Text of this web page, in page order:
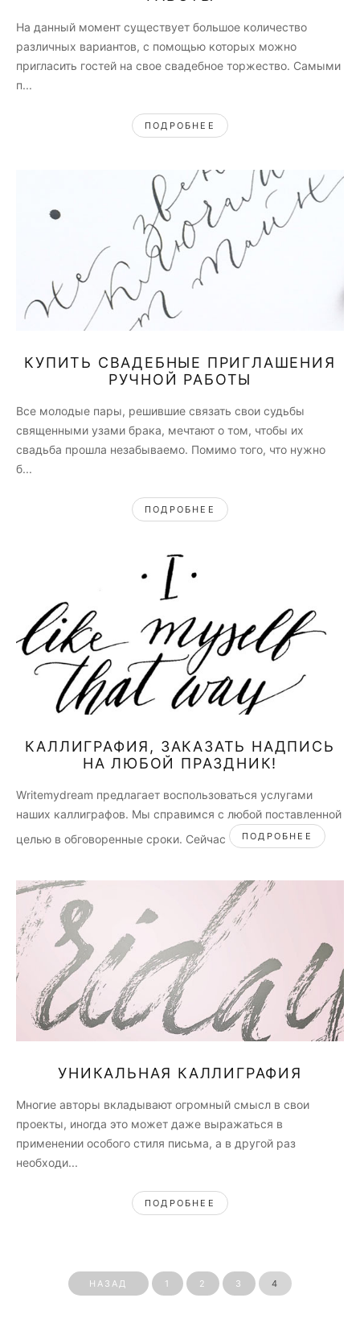
На данный момент существует большое количество
различных вариантов, с помощью которых можно
пригласить гостей на свое свадебное торжество. Самыми
п...
ПОДРОБНЕЕ
КУПИТЬ СВАДЕБНЫЕ ПРИГЛАШЕНИЯ
РУЧНОЙ РАБОТЫ
Все молодые пары, решившие связать свои судьбы
священными узами брака, мечтают о том, чтобы их
свадьба прошла незабываемо. Помимо того, что нужно
б...
ПОДРОБНЕЕ
КАЛЛИГРАФИЯ, ЗАКАЗАТЬ НАДПИСЬ
НА ЛЮБОЙ ПРАЗДНИК!
Writemydream предлагает воспользоваться услугами
наших каллиграфов. Мы справимся с любой поставленной
целью в обговоренные сроки. Сейчас
ПОДРОБНЕЕ
УНИКАЛЬНАЯ КАЛЛИГРАФИЯ
Многие авторы вкладывают огромный смысл в свои
проекты, иногда это может даже выражаться в
применении особого стиля письма, а в другой раз
необходи...
ПОДРОБНЕЕ
НАЗАД 1 2 3 4